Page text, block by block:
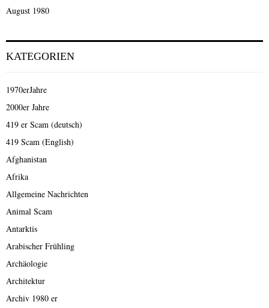
August 1980
KATEGORIEN
1970erJahre
2000er Jahre
419 er Scam (deutsch)
419 Scam (English)
Afghanistan
Afrika
Allgemeine Nachrichten
Animal Scam
Antarktis
Arabischer Frühling
Archäologie
Architektur
Archiv 1980 er